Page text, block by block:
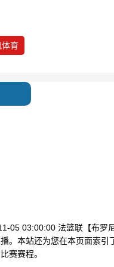
体育
05 03:00:00 法篮联【布罗
。本站还为您在本页面索
赛赛程。